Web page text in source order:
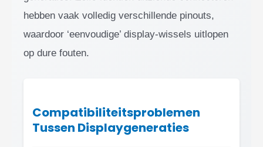
hebben vaak volledig verschillende pinouts,
waardoor ‘eenvoudige’ display-wissels uitlopen
op dure fouten.
Compatibiliteitsproblemen
Tussen Displaygeneraties